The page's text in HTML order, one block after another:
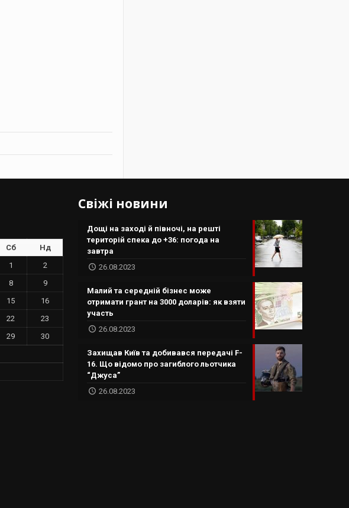
Сб Нд
1
2
8
9
15
16
22
23
29
30
Свіжі новини
Дощі на заході й півночі, на решті
територій спека до +36: погода на
завтра
26.08.2023
Малий та середній бізнес може
отримати грант на 3000 доларів: як взяти
участь
26.08.2023
Захищав Київ та добивався передачі F-
16. Що відомо про загиблого льотчика
“Джуса”
26.08.2023